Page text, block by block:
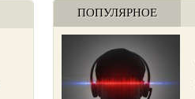
ПОПУЛЯРНОЕ